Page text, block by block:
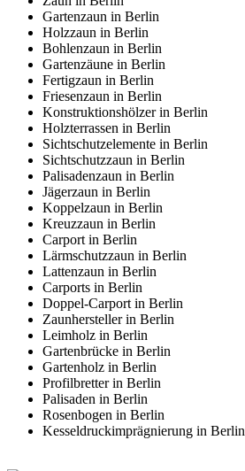
Gartenzaun in Berlin
Holzzaun in Berlin
Bohlenzaun in Berlin
Gartenzäune in Berlin
Fertigzaun in Berlin
Friesenzaun in Berlin
Konstruktionshölzer in Berlin
Holzterrassen in Berlin
Sichtschutzelemente in Berlin
Sichtschutzzaun in Berlin
Palisadenzaun in Berlin
Jägerzaun in Berlin
Koppelzaun in Berlin
Kreuzzaun in Berlin
Carport in Berlin
Lärmschutzzaun in Berlin
Lattenzaun in Berlin
Carports in Berlin
Doppel-Carport in Berlin
Zaunhersteller in Berlin
Leimholz in Berlin
Gartenbrücke in Berlin
Gartenholz in Berlin
Profilbretter in Berlin
Palisaden in Berlin
Rosenbogen in Berlin
Kesseldruckimprägnierung in Berlin